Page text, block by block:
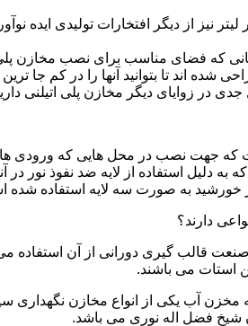
مخازن پلی اتیلن مکعبی تا حجم 30 هزار لیتر نیز از
که فضای مناسب برای نصب مخازن پلی
شده اند تا بتوانید آنها را در کم جا
زوایای دیگر مخازن پلی اتیلنی
که جهت نصب در محل هایی که ورودی
به دلیل استفاده از لایه ضد نفوذ
خورشید به صورت سه لایه استفاده شده
دارند؟
استات می باشند.
مخزن آب یکی از انواع مخازن
شیخ فضل اله نوری می باشد.